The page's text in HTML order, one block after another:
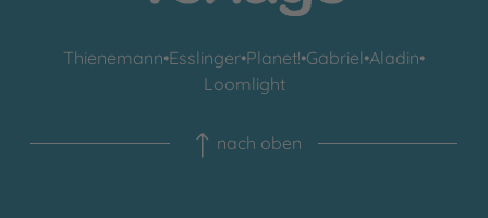
Thienemann•Esslinger•Planet!•Gabriel•Aladin•
Loomlight
nach oben